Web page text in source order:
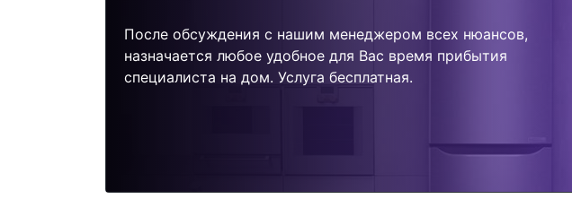
После обсуждения с нашим менеджером всех нюансов,
назначается любое удобное для Вас время прибытия
специалиста на дом. Услуга бесплатная.